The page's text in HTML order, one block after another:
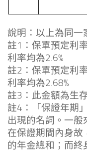
說明：以上為同一
註1：保單預定利
利率均為2.6%
註2：保單預定利
利率均為2.68%
註3：此金額為生
註4：「保證年期
出現的名詞。一
在保證期間內身故
的年金總和；而終